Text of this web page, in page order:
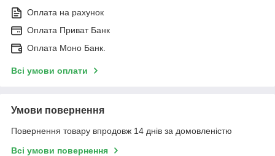
Оплата на рахунок
Оплата Приват Банк
Оплата Моно Банк.
Всі умови оплати
Умови повернення
Повернення товару впродовж 14 днів за домовленістю
Всі умови повернення